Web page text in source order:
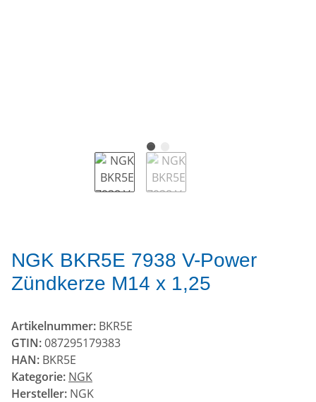
NGK BKR5E 7938 V-Power
Zündkerze M14 x 1,25
Artikelnummer: BKR5E
GTIN:087295179383
HAN: BKR5E
Kategorie: NGK
Hersteller: NGK